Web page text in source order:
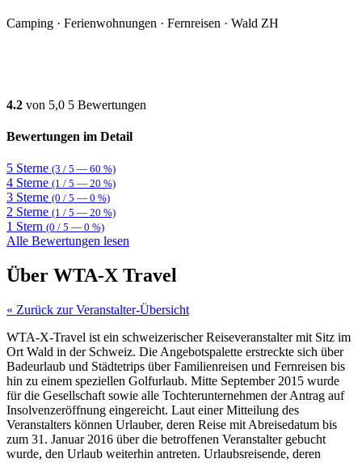
Camping · Ferienwohnungen · Fernreisen · Wald ZH
4.2 von 5,0 5 Bewertungen
Bewertungen im Detail
5 Sterne (3 / 5 — 60 %)
4 Sterne (1 / 5 — 20 %)
3 Sterne (0 / 5 — 0 %)
2 Sterne (1 / 5 — 20 %)
1 Stern (0 / 5 — 0 %)
Alle Bewertungen lesen
Über WTA-X Travel
« Zurück zur Veranstalter-Übersicht
WTA-X-Travel ist ein schweizerischer Reiseveranstalter mit Sitz im
Ort Wald in der Schweiz. Die Angebotspalette erstreckte sich über
Badeurlaub und Städtetrips über Familienreisen und Fernreisen bis
hin zu einem speziellen Golfurlaub. Mitte September 2015 wurde
für die Gesellschaft sowie alle Tochterunternehmen der Antrag auf
Insolvenzeröffnung eingereicht. Laut einer Mitteilung des
Veranstalters können Urlauber, deren Reise mit Abreisedatum bis
zum 31. Januar 2016 über die betroffenen Veranstalter gebucht
wurde, den Urlaub weiterhin antreten. Urlaubsreisende, deren